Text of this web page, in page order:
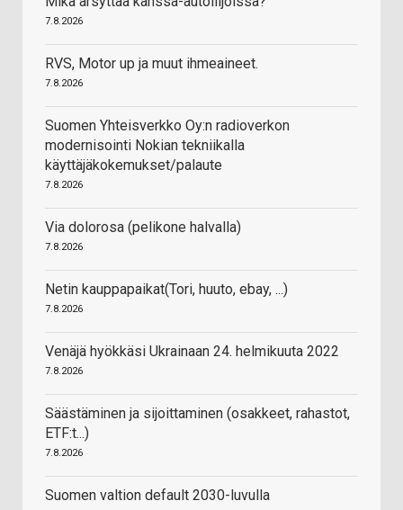
7.8.2026
RVS, Motor up ja muut ihmeaineet.
7.8.2026
Suomen Yhteisverkko Oy:n radioverkon
modernisointi Nokian tekniikalla
käyttäjäkokemukset/palaute
7.8.2026
Via dolorosa (pelikone halvalla)
7.8.2026
Netin kauppapaikat(Tori, huuto, ebay, ...)
7.8.2026
Venäjä hyökkäsi Ukrainaan 24. helmikuuta 2022
7.8.2026
Säästäminen ja sijoittaminen (osakkeet, rahastot,
ETF:t...)
7.8.2026
Suomen valtion default 2030-luvulla